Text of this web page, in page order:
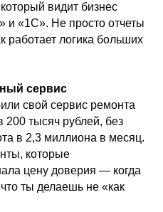
видит бизнес
и «1С». Не просто отчеты
работает логика больших
сервис
свой сервис ремонта
200 тысяч рублей, без
в 2,3 миллиона в месяц.
которые
цену доверия — когда
ты делаешь не «как